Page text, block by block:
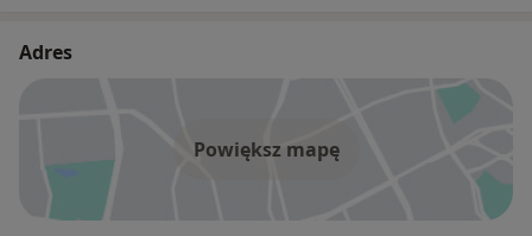
Adres
Powiększ mapę